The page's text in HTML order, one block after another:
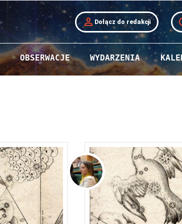
person Dołącz do redakcji
OBSERWACJE WYDARZENIA